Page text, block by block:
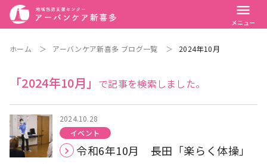
menu
メニュー
ホーム ＞ アーバンケア新喜多 ブログ一覧 ＞ 2024年10月
「2024年10月」 で記事を検索しました。
2024.10.28
イベント
令和6年10月 長田「楽らく体操」